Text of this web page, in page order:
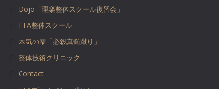
Dojo「理楽整体スクール復習会」
FTA整体スクール
本気の雫「必殺真髄蹴り」
整体技術クリニック
Contact